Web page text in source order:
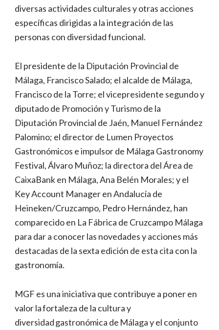
diversas actividades culturales y otras acciones
específicas dirigidas a la integración de las
personas con diversidad funcional.
El presidente de la Diputación Provincial de
Málaga, Francisco Salado; el alcalde de Málaga,
Francisco de la Torre; el vicepresidente segundo y
diputado de Promoción y Turismo de la
Diputación Provincial de Jaén, Manuel Fernández
Palomino; el director de Lumen Proyectos
Gastronómicos e impulsor de Málaga Gastronomy
Festival, Álvaro Muñoz; la directora del Área de
CaixaBank en Málaga, Ana Belén Morales; y el
Key Account Manager en Andalucía de
Heineken/Cruzcampo, Pedro Hernández, han
comparecido en La Fábrica de Cruzcampo Málaga
para dar a conocer las novedades y acciones más
destacadas de la sexta edición de esta cita con la
gastronomía.
MGF es una iniciativa que contribuye a poner en
valor la fortaleza de la cultura y
diversidad gastronómica de Málaga y el conjunto